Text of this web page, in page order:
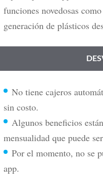
funciones novedosas
generación de plásticos
No tiene cajeros
sin costo.
Algunos beneficios
mensualidad que puede
Por el momento, no se
app.